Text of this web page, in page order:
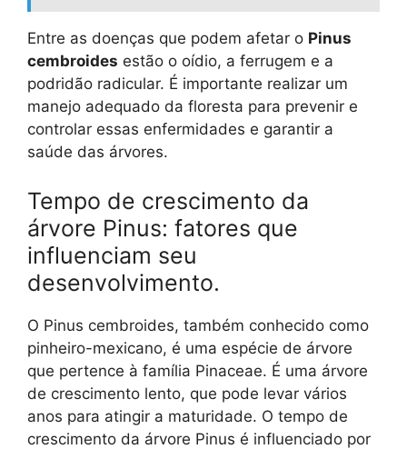
Entre as doenças que podem afetar o Pinus
cembroides estão o oídio, a ferrugem e a
podridão radicular. É importante realizar um
manejo adequado da floresta para prevenir e
controlar essas enfermidades e garantir a
saúde das árvores.
Tempo de crescimento da
árvore Pinus: fatores que
influenciam seu
desenvolvimento.
O Pinus cembroides, também conhecido como
pinheiro-mexicano, é uma espécie de árvore
que pertence à família Pinaceae. É uma árvore
de crescimento lento, que pode levar vários
anos para atingir a maturidade. O tempo de
crescimento da árvore Pinus é influenciado por